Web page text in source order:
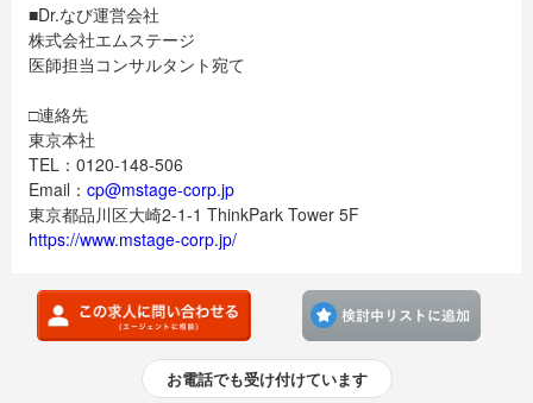
■Dr.なび運営会社
株式会社エムステージ
医師担当コンサルタント宛て
□連絡先
東京本社
TEL：0120-148-506
Email： cp@mstage-corp.jp
東京都品川区大崎2-1-1 ThinkPark Tower 5F
https://www.mstage-corp.jp/
お電話でも受け付けています